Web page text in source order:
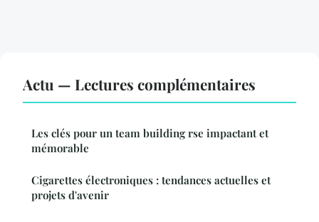
Actu — Lectures complémentaires
Les clés pour un team building rse impactant et
mémorable
Cigarettes électroniques : tendances actuelles et
projets d'avenir